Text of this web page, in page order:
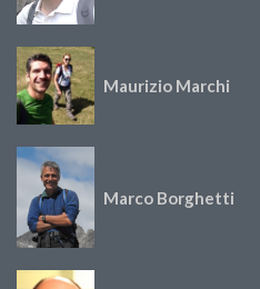
Maurizio Marchi
Marco Borghetti